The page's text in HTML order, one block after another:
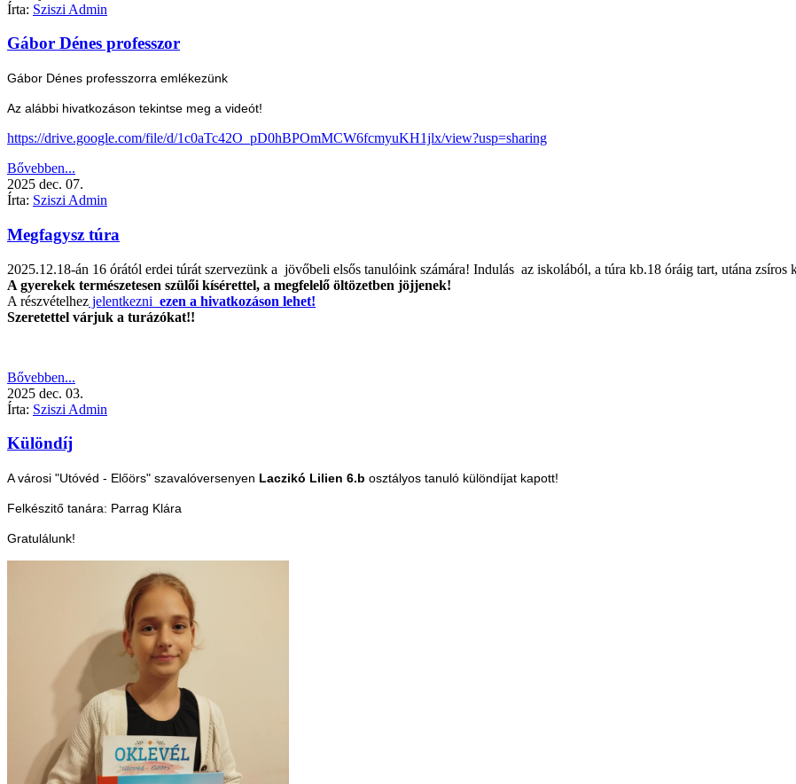
Írta: Sziszi Admin
Gábor Dénes professzor
Gábor Dénes professzorra emlékezünk
Az alábbi hivatkozáson tekintse meg a videót!
https://drive.google.com/file/d/1c0aTc42O_pD0hBPOmMCW6fcmyuKH1jlx/view?usp=sharing
Bővebben...
2025 dec. 07.
Írta: Sziszi Admin
Megfagysz túra
2025.12.18-án 16 órától erdei túrát szervezünk a jövőbeli elsős tanulóink számára! Indulás az iskolából, a túra kb.18 óráig tart, utána zsíros
A gyerekek természetesen szülői kísérettel, a megfelelő öltözetben jöjjenek!
A részvételhez jelentkezni ezen a hivatkozáson lehet!
Szeretettel várjuk a turázókat!!
Bővebben...
2025 dec. 03.
Írta: Sziszi Admin
Különdíj
A városi "Utóvéd - Előörs" szavalóversenyen Laczikó Lilien 6.b osztályos tanuló különdíjat kapott!
Felkészitő tanára: Parrag Klára
Gratulálunk!